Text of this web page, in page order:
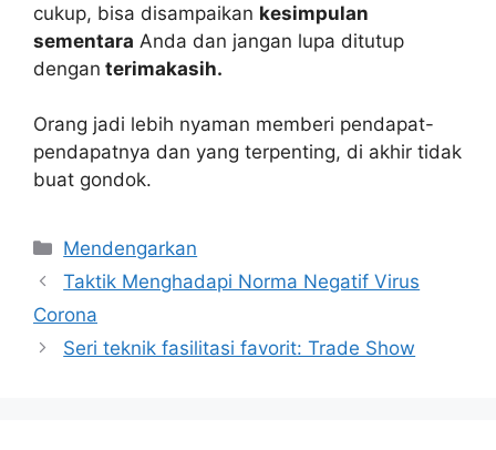
cukup, bisa disampaikan kesimpulan
sementara Anda dan jangan lupa ditutup
dengan terimakasih.
Orang jadi lebih nyaman memberi pendapat-
pendapatnya dan yang terpenting, di akhir tidak
buat gondok.
Kategori
Mendengarkan
Taktik Menghadapi Norma Negatif Virus
Corona
Seri teknik fasilitasi favorit: Trade Show